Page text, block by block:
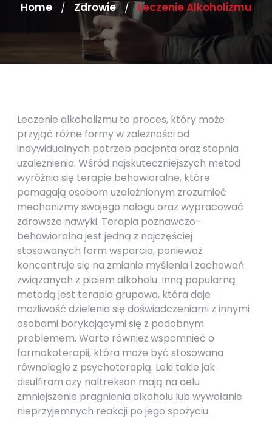
Home / Zdrowie / Leczenie Alkoholizmu
Leczenie alkoholizmu to proces, który może
przyjąć różne formy w zależności od
indywidualnych potrzeb pacjenta oraz stopnia
uzależnienia. Wśród najskuteczniejszych metod
wyróżnia się terapie behawioralne, które
pomagają osobom uzależnionym zrozumieć
mechanizmy swojego nałogu oraz wypracować
zdrowsze nawyki. Terapia poznawczo-
behawioralna jest jedną z najczęściej
stosowanych form wsparcia, ponieważ
koncentruje się na zmianie myślenia i zachowań
związanych z piciem alkoholu. Inną popularną
metodą jest terapia grupowa, która daje
możliwość dzielenia się doświadczeniami z innymi
osobami borykającymi się z podobnym
problemem. Warto również wspomnieć o
farmakoterapii, która może być stosowana
równolegle z psychoterapią. Leki takie jak
disulfiram czy naltrekson mają na celu
zmniejszenie pragnienia alkoholu lub wywołanie
nieprzyjemnych reakcji po jego spożyciu.